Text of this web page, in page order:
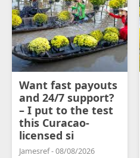
Want fast payouts
and 24/7 support?
– I put to the test
this Curacao-
licensed si
Jamesref - 08/08/2026